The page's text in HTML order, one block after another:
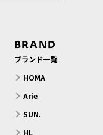
BRAND
ブランド一覧
HOMA
Arie
SUN.
HL